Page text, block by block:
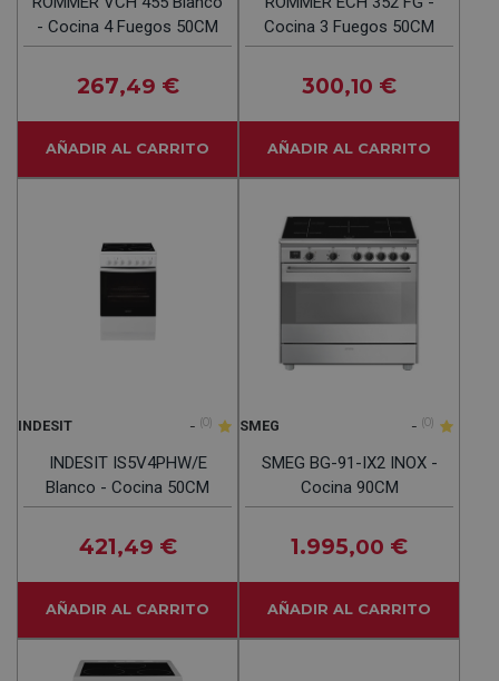
- Cocina 4 Fuegos 50CM
267,49 €
AÑADIR AL CARRITO
Cocina 3 Fuegos 50CM
300,10 €
AÑADIR AL CARRITO
INDESIT - (0)
INDESIT IS5V4PHW/E
Blanco - Cocina 50CM
421,49 €
AÑADIR AL CARRITO
SMEG - (0)
SMEG BG-91-IX2 INOX -
Cocina 90CM
1.995,00 €
AÑADIR AL CARRITO